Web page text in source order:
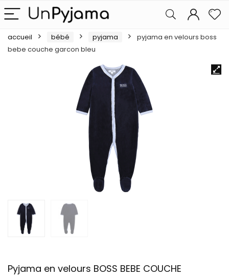
accueil bébé pyjama
pyjama en velours boss
bebe couche garcon bleu
Pyjama en velours BOSS BEBE COUCHE